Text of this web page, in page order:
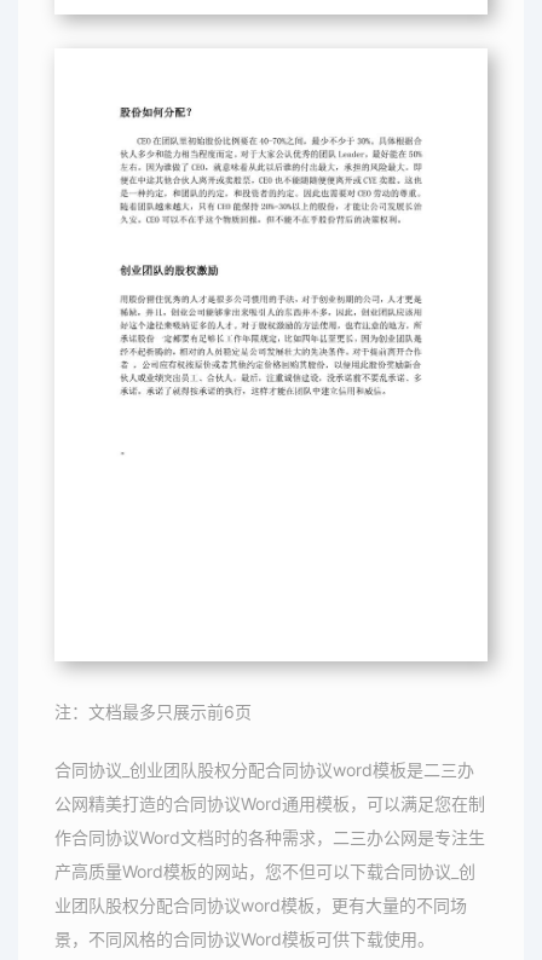
注：文档最多只展示前6页
合同协议_创业团队股权分配合同协议word模板是二三办
公网精美打造的合同协议Word通用模板，可以满足您在制
作合同协议Word文档时的各种需求，二三办公网是专注生
产高质量Word模板的网站，您不但可以下载合同协议_创
业团队股权分配合同协议word模板，更有大量的不同场
景，不同风格的合同协议Word模板可供下载使用。